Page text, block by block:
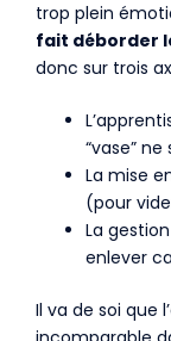
trop plein
fait déborder
donc sur trois
“vase”
La mise
(pour
La
enlever
Il va de soi que